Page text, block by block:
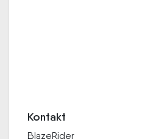
Kontakt
BlazeRider